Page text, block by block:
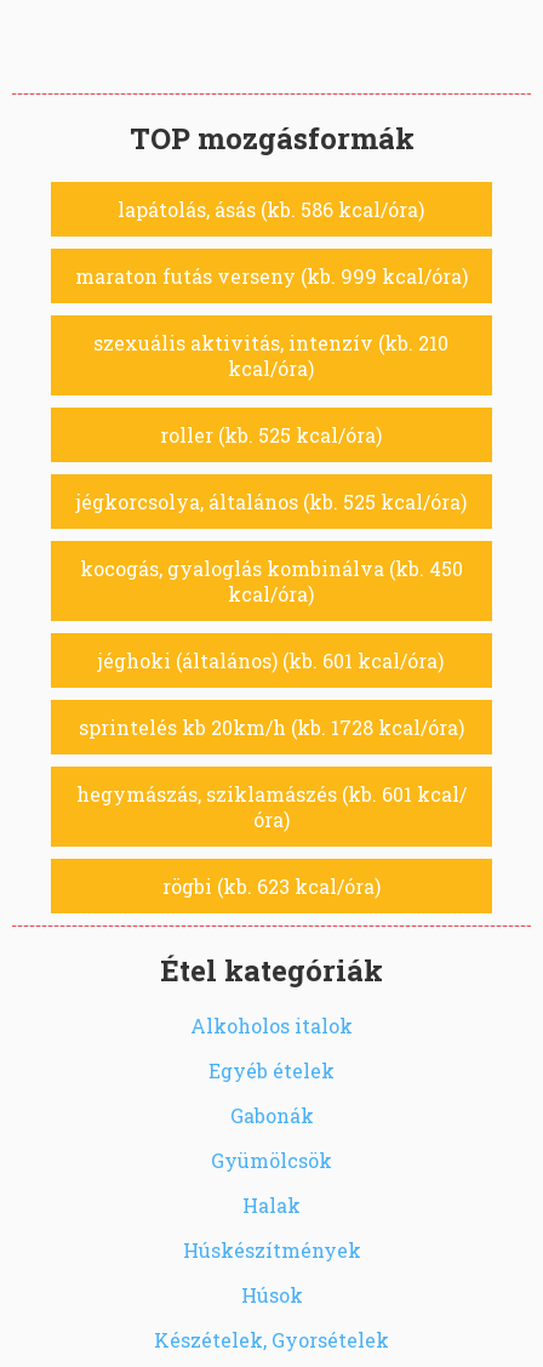
TOP mozgásformák
lapátolás, ásás (kb. 586 kcal/óra)
maraton futás verseny (kb. 999 kcal/óra)
szexuális aktivitás, intenzív (kb. 210
kcal/óra)
roller (kb. 525 kcal/óra)
jégkorcsolya, általános (kb. 525 kcal/óra)
kocogás, gyaloglás kombinálva (kb. 450
kcal/óra)
jéghoki (általános) (kb. 601 kcal/óra)
sprintelés kb 20km/h (kb. 1728 kcal/óra)
hegymászás, sziklamászés (kb. 601 kcal/
óra)
rögbi (kb. 623 kcal/óra)
Étel kategóriák
Alkoholos italok
Egyéb ételek
Gabonák
Gyümölcsök
Halak
Húskészítmények
Húsok
Készételek, Gyorsételek